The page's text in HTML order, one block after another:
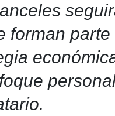
forman parte